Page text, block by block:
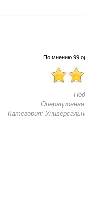
По мнению 99
Категория: